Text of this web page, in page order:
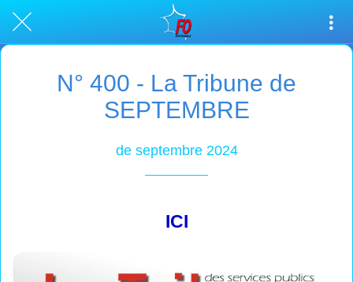
N° 400 - La Tribune de
SEPTEMBRE
de septembre 2024
ICI